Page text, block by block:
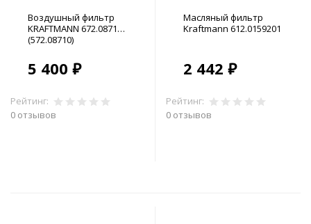
Воздушный фильтр
KRAFTMANN 672.08710
(572.08710)
5 400 ₽
Рейтинг:
0 отзывов
Масляный фильтр
Kraftmann 612.0159201
2 442 ₽
Рейтинг:
0 отзывов